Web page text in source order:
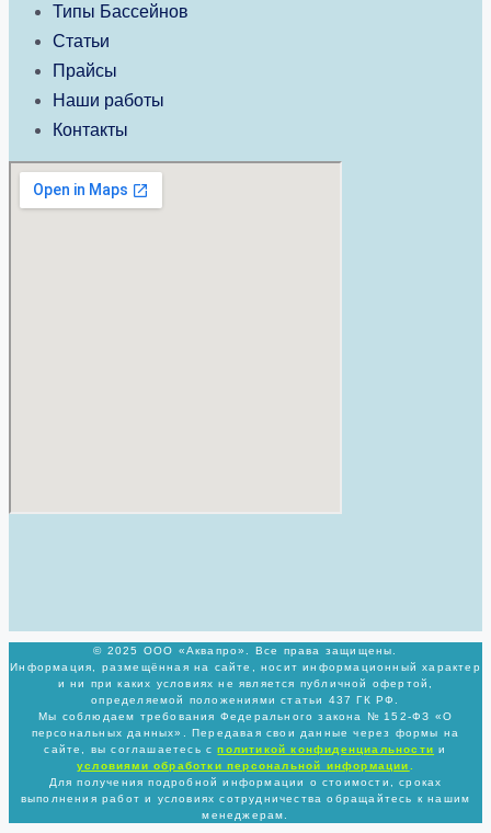
Типы Бассейнов
Статьи
Прайсы
Наши работы
Контакты
© 2025 ООО «Аквапро». Все права защищены.
Информация, размещённая на сайте, носит информационный характер
и ни при каких условиях не является публичной офертой,
определяемой положениями статьи 437 ГК РФ.
Мы соблюдаем требования Федерального закона № 152-ФЗ «О
персональных данных». Передавая свои данные через формы на
сайте, вы соглашаетесь сполитикойконфиденциальности и
условиями обработки персональной информации
Для получения подробной информации о стоимости, сроках
выполнения работ и условиях сотрудничества обращайтесь к нашим
менеджерам.